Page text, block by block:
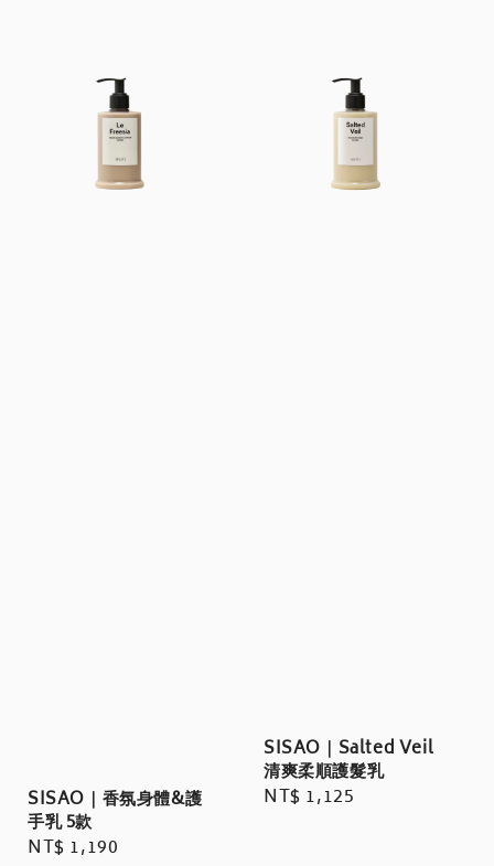
SISAO｜香氛身體&護
手乳 5款
Regular
NT$ 1,190
SISAO｜Salted Veil
清爽柔順護髮乳
Regular
NT$ 1,125